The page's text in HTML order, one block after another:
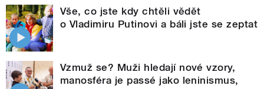
Vše, co jste kdy chtěli vědět
o Vladimiru Putinovi a báli jste se zeptat
Vzmuž se? Muži hledají nové vzory,
manosféra je passé jako leninismus,